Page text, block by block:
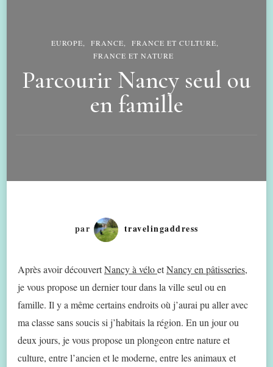
EUROPE FRANCE
FRANCE ET CULTURE
FRANCE ET NATURE
Parcourir Nancy seul ou
en famille
par travelingaddress
Après avoir découvertNancy à véloetNancy en pâtisseries,
je vous propose un dernier tour dans la ville seul ou en
famille. Il y a même certains endroits où j’aurai pu aller avec
ma classe sans soucis si j’habitais la région. En un jour ou
deux jours, je vous propose un plongeon entre nature et
culture, entre l’ancien et le moderne, entre les animaux et